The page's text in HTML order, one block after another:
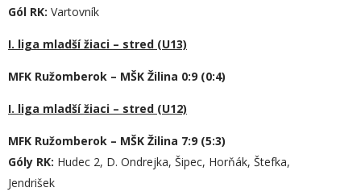
Gól RK: Vartovník
I. liga mladší žiaci – stred (U13)
MFK Ružomberok – MŠK Žilina 0:9 (0:4)
I. liga mladší žiaci – stred (U12)
MFK Ružomberok – MŠK Žilina 7:9 (5:3)
Góly RK: Hudec 2, D. Ondrejka, Šipec, Horňák, Štefka,
Jendrišek